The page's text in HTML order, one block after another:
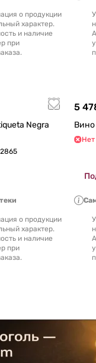
о продукции
характер.
и наличие
при
о продукции
характер.
и наличие
при
5